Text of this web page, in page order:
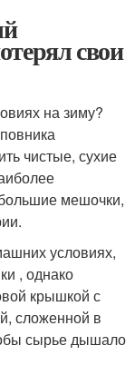
свои
на зиму?
чистые, сухие
мешочки,
условиях,
, однако
крышкой с
сложенной в
сырье дышало